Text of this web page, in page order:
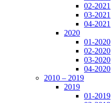
02-2021
03-2021
04-2021
2020
01-2020
02-2020
03-2020
04-2020
2010 – 2019
2019
01-2019